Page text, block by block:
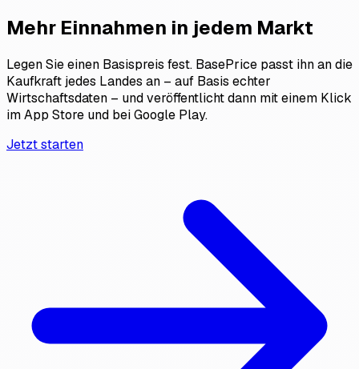
Mehr Einnahmen in jedem Markt
Legen Sie einen Basispreis fest. BasePrice passt ihn an die
Kaufkraft jedes Landes an – auf Basis echter
Wirtschaftsdaten – und veröffentlicht dann mit einem Klick
im App Store und bei Google Play.
Jetzt starten